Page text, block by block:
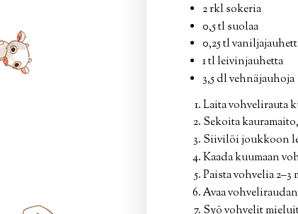
2 rkl sokeria
0,5 tl suolaa
0,25 tl
1 tl leivinjauhetta
3,5 dl vehnäjauhoja
Laita vohvelirauta
Sekoita
Siivilöi joukkoon
Kaada kuumaan
Paista vohvelia
Avaa
Syö vohvelit